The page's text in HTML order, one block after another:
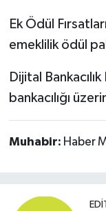
Ek Ödül
emeklilik ödül
Dijital
bankacılığı
Muhabir: Haber
SPOR
Susurluk
Trend